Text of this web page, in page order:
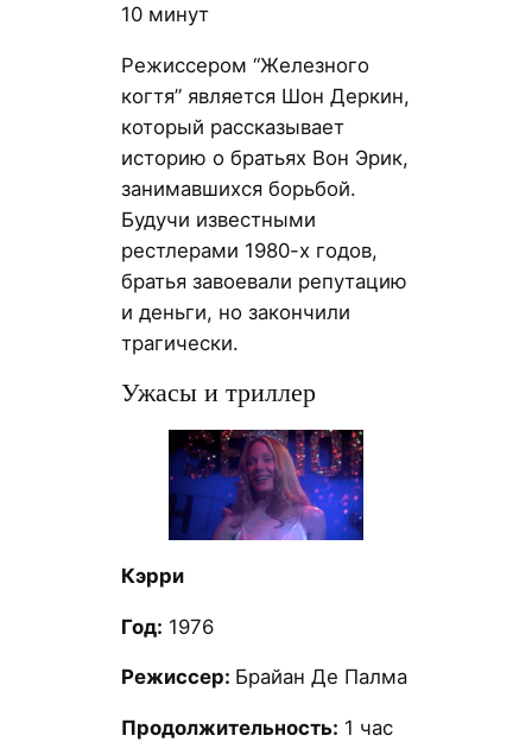
10 минут
Режиссером “Железного
когтя” является Шон Деркин,
который рассказывает
историю о братьях Вон Эрик,
занимавшихся борьбой.
Будучи известными
рестлерами 1980-х годов,
братья завоевали репутацию
и деньги, но закончили
трагически.
Ужасы и триллер
Кэрри
Год: 1976
Режиссер: Брайан Де Палма
Продолжительность: 1 час